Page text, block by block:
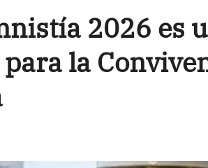
2026 es
la